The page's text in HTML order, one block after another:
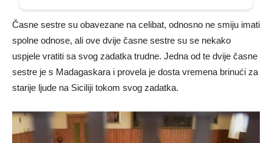
Časne sestre su obavezane na celibat, odnosno ne smiju imati
spolne odnose, ali ove dvije časne sestre su se nekako
uspjele vratiti sa svog zadatka trudne. Jedna od te dvije časne
sestre je s Madagaskara i provela je dosta vremena brinući za
starije ljude na Siciliji tokom svog zadatka.